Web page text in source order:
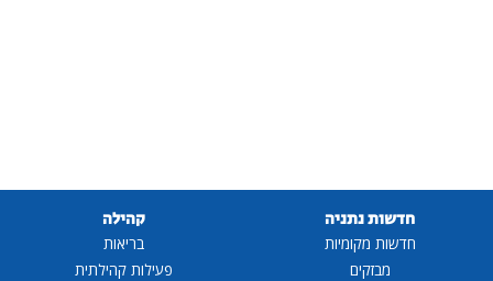
חדשות נתניה
חדשות מקומיות
מבזקים
קהילה
בריאות
פעילות קהילתית